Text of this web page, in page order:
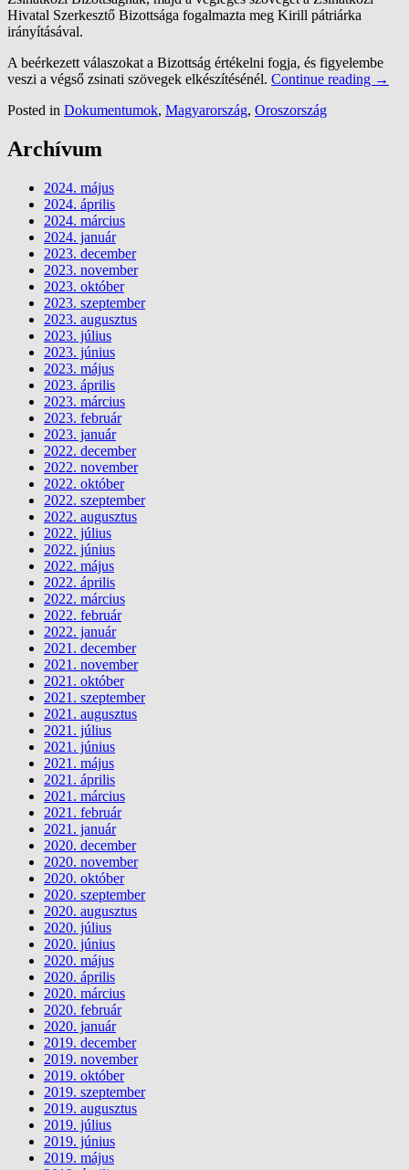
Hivatal Szerkesztő Bizottsága fogalmazta meg Kirill pátriárka
irányításával.
A beérkezett válaszokat a Bizottság értékelni fogja, és figyelembe
veszi a végső zsinati szövegek elkészítésénél. Continue reading →
Posted in Dokumentumok, Magyarország, Oroszország
Archívum
2024. május
2024. április
2024. március
2024. január
2023. december
2023. november
2023. október
2023. szeptember
2023. augusztus
2023. július
2023. június
2023. május
2023. április
2023. március
2023. február
2023. január
2022. december
2022. november
2022. október
2022. szeptember
2022. augusztus
2022. július
2022. június
2022. május
2022. április
2022. március
2022. február
2022. január
2021. december
2021. november
2021. október
2021. szeptember
2021. augusztus
2021. július
2021. június
2021. május
2021. április
2021. március
2021. február
2021. január
2020. december
2020. november
2020. október
2020. szeptember
2020. augusztus
2020. július
2020. június
2020. május
2020. április
2020. március
2020. február
2020. január
2019. december
2019. november
2019. október
2019. szeptember
2019. augusztus
2019. július
2019. június
2019. május